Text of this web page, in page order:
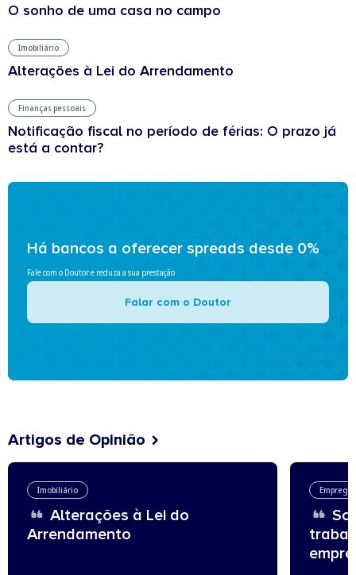
O sonho de uma casa no campo
Imobiliário
Alterações à Lei do Arrendamento
Finanças pessoais
Notificação fiscal no período de férias: O prazo já
está a contar?
Há bancos a oferecer spreads desde 0%
Fale com o Doutor e reduza a sua prestação
Falar com o Doutor
Artigos de Opinião
Imobiliário
Alterações à Lei do
Arrendamento
Emprego